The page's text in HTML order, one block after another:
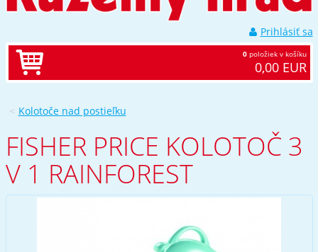
Klávesové
Prihlásiť sa
0položiek v košíku
0,00 EUR
Kolotoče nad postieľku
FISHER PRICE KOLOTOČ 3
V 1 RAINFOREST